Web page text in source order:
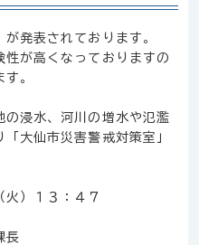
発表されております。
が高くなっておりますの
。
の浸水、河川の増水や氾濫
大仙市災害警戒対策室」
）１３：４７
長